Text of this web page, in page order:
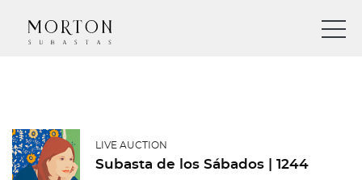
LIVE AUCTION
Subasta de los Sábados | 1244